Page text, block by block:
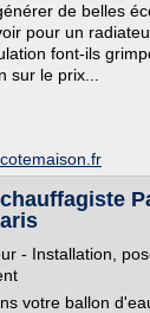
de belles
pour un
font-ils
sur le prix...
- Installation,
votre ballon